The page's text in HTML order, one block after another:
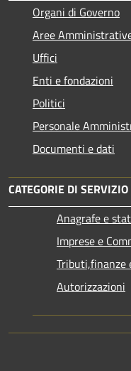
Organi di Governo
Aree
Uffici
Enti e fondazioni
Politici
Personale
Documenti e dati
CATEGORIE DI SERVIZIO
Anagrafe e
Imprese e
Tributi,finanze
Autorizzazioni